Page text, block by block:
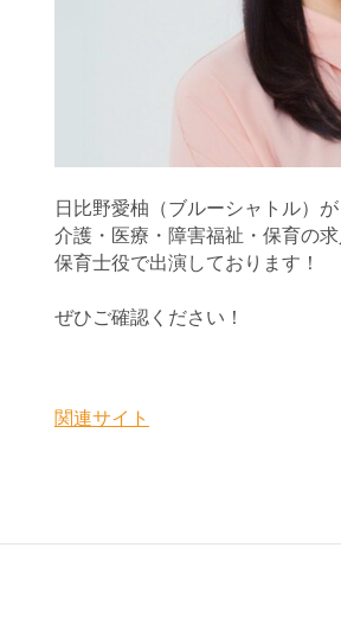
日比野愛柚（ブルーシャトル）が
介護・医療・障害福祉・保育の
保育士役で出演しております！
ぜひご確認ください！
関連サイト